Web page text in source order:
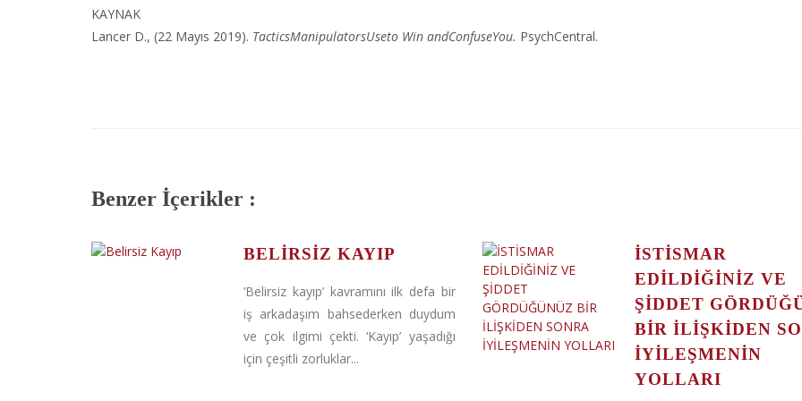
KAYNAK
Lancer D., (22 Mayıs 2019). TacticsManipulatorsUseto Win andConfuseYou. PsychCentral.
Benzer İçerikler :
BELIRSIZ KAYIP
‘Belirsiz kayıp’ kavramını ilk defa bir
iş arkadaşım bahsederken duydum
ve çok ilgimi çekti. ‘Kayıp’ yaşadığı
için çeşitli zorluklar...
İSTİSMAR
EDİLDİĞİNİZ VE
ŞİDDET
BİR İLİŞKİDEN
İYİLEŞMENİN
YOLLARI